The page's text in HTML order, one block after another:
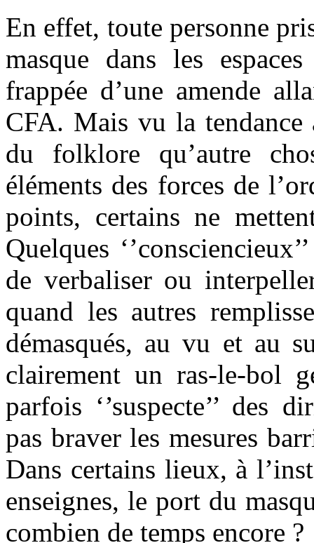
En effet, toute personne
masque dans les
frappée d’une amende
CFA. Mais vu la
du folklore qu’autre
éléments des forces de
points, certains ne
Quelques
de verbaliser ou
quand les autres
démasqués, au vu et au
clairement un ras-le-bol
parfois ‘’suspecte’’ des
pas braver les mesures
Dans certains lieux, à
enseignes, le port du
combien de temps encore ?